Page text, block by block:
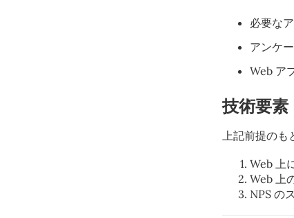
必要な
アンケ
Web ア
技術要素
上記前提のも
Web 上
Web 上
NPS の